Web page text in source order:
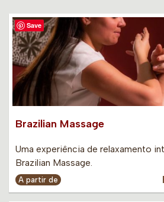
Save
Brazilian Massage
Uma experiência de relaxamento
Brazilian Massage.
A partir de